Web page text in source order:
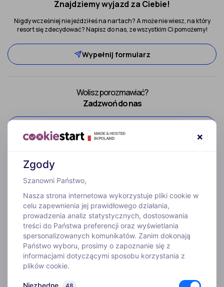
Znajdziemy wyjazd za Ciebie!
Nigdy wcześniej nie jeździłeś na nartach? A może nie wiesz, na który
resort się zdecydować? Napisz do nas, ze wszystkim Ci pomożemy!
Wypełnij formularz
Wolisz porozmawiać?
Zadzwoń do nas
WYJAZDY
INFORMACJE
Zgody
×
Szanowni Państwo,
Nasza strona internetowa wykorzystuje pliki cookie w
celu zapewnienia jej prawidłowego działania,
prowadzenia analiz statystycznych, dostosowania
treści do Państwa preferencji oraz wyświetlania
spersonalizowanych komunikatów. Zanim dokonają
Państwo wyboru, prosimy o zapoznanie się z
informacjami dotyczącymi sposobu korzystania z
plików cookie.
Niezbędne